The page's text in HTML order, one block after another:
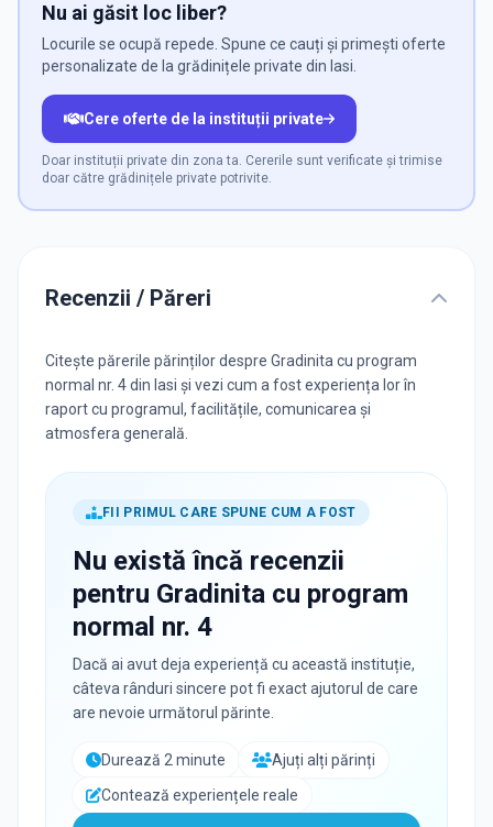
Nu ai găsit loc liber?
Locurile se ocupă repede. Spune ce cauți și primești oferte
personalizate de la grădinițele private din Iasi.
Cere oferte de la instituții private
Doar instituții private din zona ta. Cererile sunt verificate și trimise
doar către grădinițele private potrivite.
Recenzii / Păreri
Citește părerile părinților despre Gradinita cu program
normal nr. 4 din Iasi și vezi cum a fost experiența lor în
raport cu programul, facilitățile, comunicarea și
atmosfera generală.
FII PRIMUL CARE SPUNE CUM A FOST
Nu există încă recenzii
pentru Gradinita cu program
normal nr. 4
Dacă ai avut deja experiență cu această instituție,
câteva rânduri sincere pot fi exact ajutorul de care
are nevoie următorul părinte.
Durează 2 minute
Ajuți alți părinți
Contează experiențele reale